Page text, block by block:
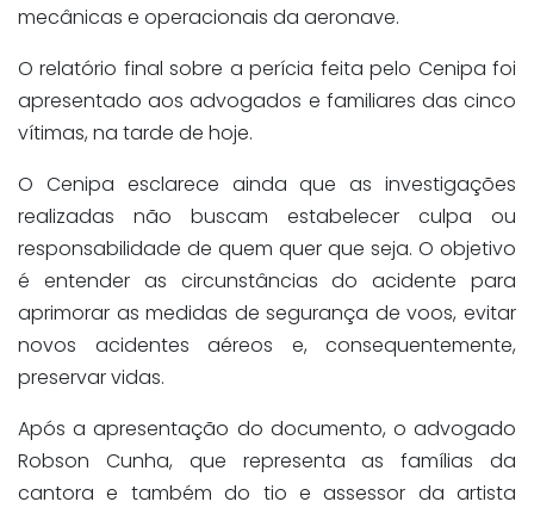
mecânicas e operacionais da aeronave.
O relatório final sobre a perícia feita pelo Cenipa foi
apresentado aos advogados e familiares das cinco
vítimas, na tarde de hoje.
O Cenipa esclarece ainda que as investigações
realizadas não buscam estabelecer culpa ou
responsabilidade de quem quer que seja. O objetivo
é entender as circunstâncias do acidente para
aprimorar as medidas de segurança de voos, evitar
novos acidentes aéreos e, consequentemente,
preservar vidas.
Após a apresentação do documento, o advogado
Robson Cunha, que representa as famílias da
cantora e também do tio e assessor da artista